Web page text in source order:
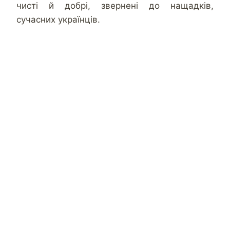
чисті й добрі, звернені до нащадків,
сучасних українців.